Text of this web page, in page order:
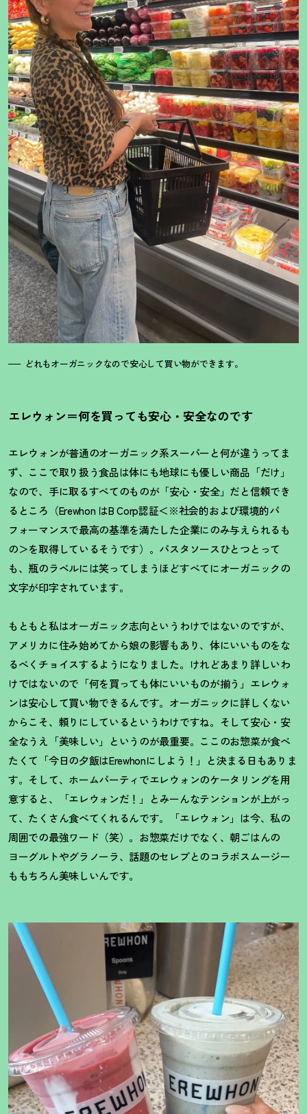
どれもオーガニックなので安心して買い物ができます。
エレウォン＝何を買っても安心・安全なのです
エレウォンが普通のオーガニック系スーパーと何が違うってま
ず、ここで取り扱う食品は体にも地球にも優しい商品「だけ」
なので、手に取るすべてのものが「安心・安全」だと信頼でき
るところ（Erewhon はB Corp認証＜※社会的および環境的パ
フォーマンスで最高の基準を満たした企業にのみ与えられるも
の＞を取得しているそうです）。パスタソースひとつとって
も、瓶のラベルには笑ってしまうほどすべてにオーガニックの
文字が印字されています。
もともと私はオーガニック志向というわけではないのですが、
アメリカに住み始めてから娘の影響もあり、体にいいものをな
るべくチョイスするようになりました。けれどあまり詳しいわ
けではないので「何を買っても体にいいものが揃う」エレウォ
ンは安心して買い物できるんです。オーガニックに詳しくない
からこそ、頼りにしているというわけですね。そして安心・安
全なうえ「美味しい」というのが最重要。ここのお惣菜が食べ
たくて「今日の夕飯はErewhonにしよう ！ 」と決まる日もありま
す。そして、ホームパーティでエレウォンのケータリングを用
意すると、「エレウォンだ ！ 」とみーんなテンションが上がっ
て、たくさん食べてくれるんです。「エレウォン」は今、私の
周囲での最強ワード（笑）。お惣菜だけでなく、朝ごはんの
ヨーグルトやグラノーラ、話題のセレブとのコラボスムージー
ももちろん美味しいんです。